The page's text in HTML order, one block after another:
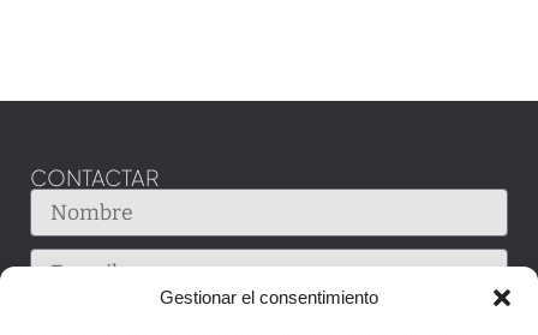
Gestionar el consentimiento
CONTACTAR